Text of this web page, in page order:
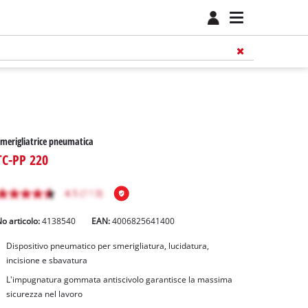
pneumatica
PP 220
articolo: 4138540 EAN:4006825641400
Dispositivo pneumatico per smerigliatura, lucidatura,
incisione e sbavatura
L'impugnatura gommata antiscivolo garantisce la massima
sicurezza nel lavoro